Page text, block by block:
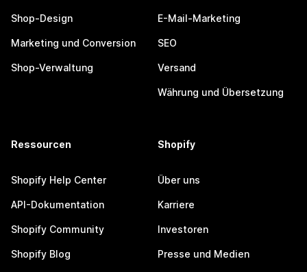
Shop-Design
Marketing und Conversion
Shop-Verwaltung
E-Mail-Marketing
SEO
Versand
Währung und Übersetzung
Ressourcen
Shopify Help Center
API-Dokumentation
Shopify Community
Shopify Blog
Shopify
Über uns
Karriere
Investoren
Presse und Medien